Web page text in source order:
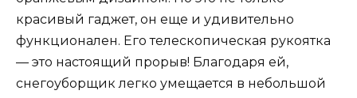
красивый гаджет, он еще и удивительно
функционален. Его телескопическая рукоятка
— это настоящий прорыв! Благодаря ей,
снегоуборщик легко умещается в небольшой